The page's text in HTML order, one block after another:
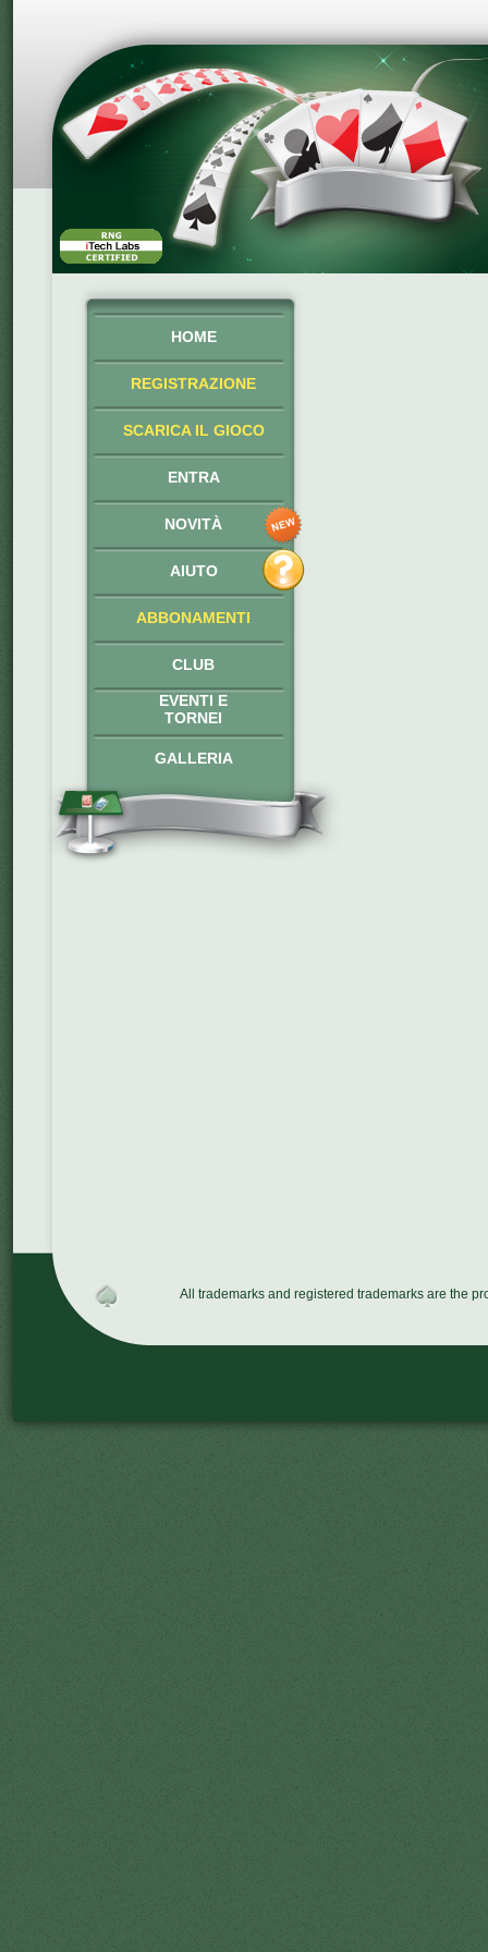
HOME
REGISTRAZIONE
SCARICA IL GIOCO
ENTRA
NOVITÀ
AIUTO
ABBONAMENTI
CLUB
EVENTI E
TORNEI
GALLERIA
All trademarks and registered trademarks are the